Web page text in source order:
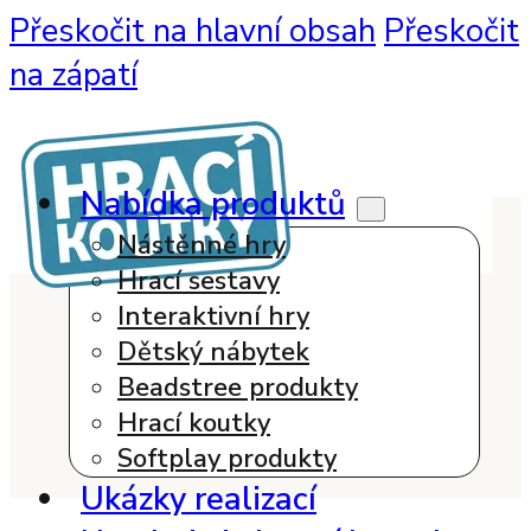
Přeskočit na hlavní obsah Přeskočit
na zápatí
Nabídka produktů
Nástěnné hry
Hrací sestavy
Interaktivní hry
Dětský nábytek
Beadstree produkty
Hrací koutky
Softplay produkty
Ukázky realizací